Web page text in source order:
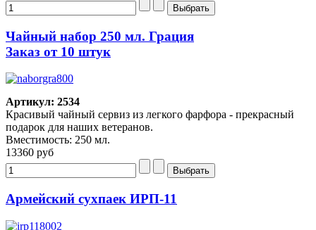
Чайный набор 250 мл. Грация
Заказ от 10 штук
Артикул: 2534
Красивый чайный сервиз из легкого фарфора - прекрасный
подарок для наших ветеранов.
Вместимость: 250 мл.
13360 руб
Армейский сухпаек ИРП-11